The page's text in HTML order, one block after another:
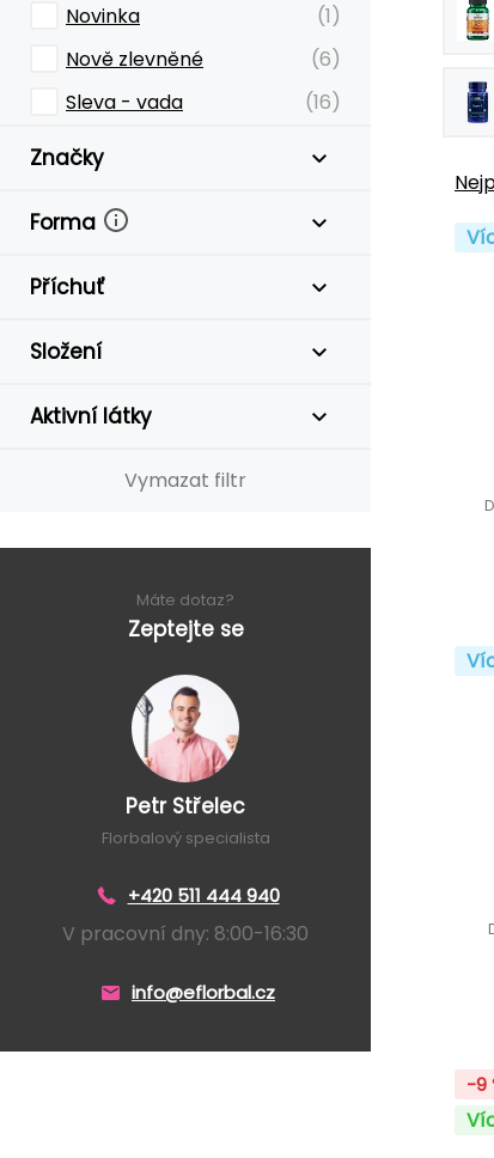
Novinka
(1)
Nově zlevněné
(6)
Sleva - vada
(16)
Značky
Forma
Příchuť
Složení
Aktivní látky
Vymazat filtr
Máte dotaz?
Zeptejte se
Petr Střelec
Florbalový specialista
+420 511 444 940
V pracovní dny: 8:00-16:30
info@eflorbal.cz
-9